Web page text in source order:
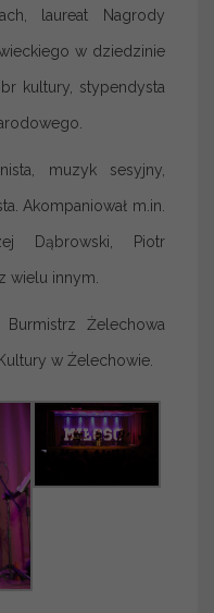
laureat Nagrody
w dziedzinie
kultury, stypendysta
muzyk sesyjny,
Akompaniował m.in.
Dąbrowski, Piotr
wielu innym.
Żelechowa
w Żelechowie.